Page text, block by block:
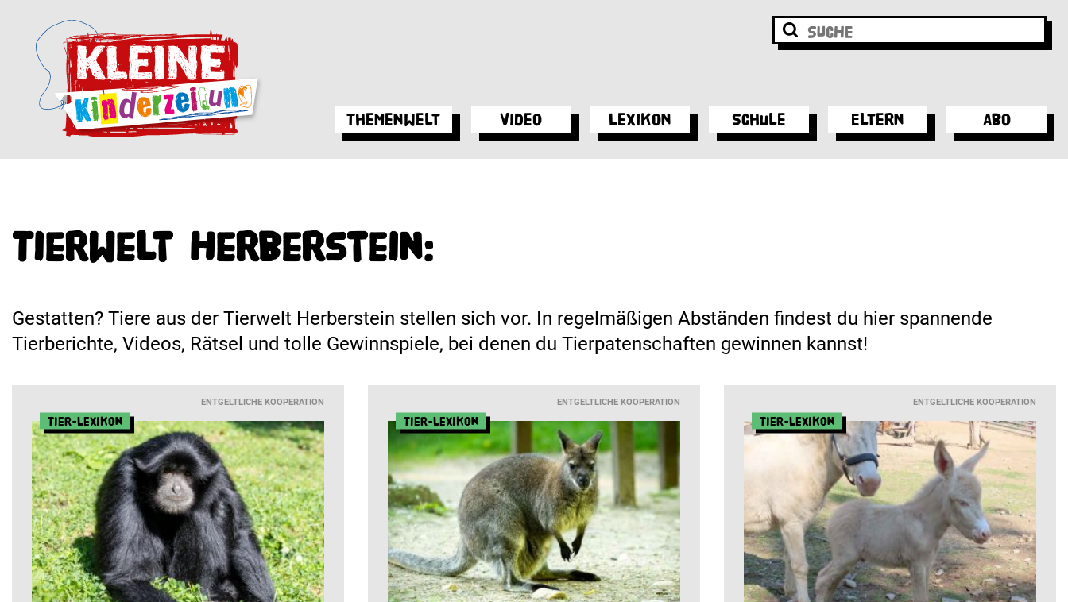
Themenwelt Video Lexikon Schule Eltern Abo
Tierwelt Herberstein:
Gestatten? Tiere aus der Tierwelt Herberstein stellen sich vor. In regelmäßigen Abständen findest du hier spannende
Tierberichte, Videos, Rätsel und tolle Gewinnspiele, bei denen du Tierpatenschaften gewinnen kannst!
ENTGELTLICHE KOOPERATION
Tier-Lexikon
ENTGELTLICHE KOOPERATION
Tier-Lexikon
ENTGELTLICHE KOOPERATION
Tier-Lexikon